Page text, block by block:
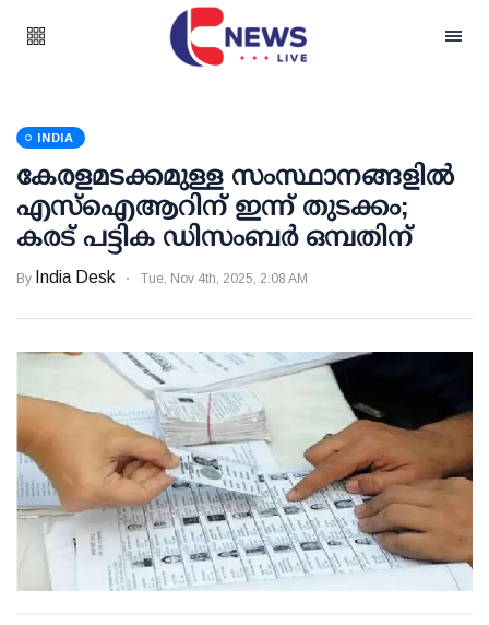
INDIA
കേരളമടക്കമുള്ള സംസ്ഥാനങ്ങളില്‍
എസ്ഐആറിന് ഇന്ന് തുടക്കം;
കരട് പട്ടിക ഡിസംബര്‍ ഒമ്പതിന്
By India Desk Tue, Nov 4th, 2025, 2:08 AM